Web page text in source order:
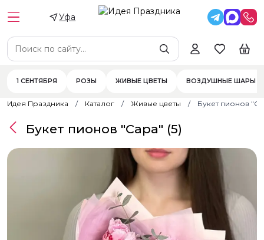
Уфа
1 СЕНТЯБРЯ РОЗЫ ЖИВЫЕ ЦВЕТЫ ВОЗДУШНЫЕ ШАРЫ
Идея Праздника Каталог Живые цветы Букет пионов
Букет пионов "Сара" (5)